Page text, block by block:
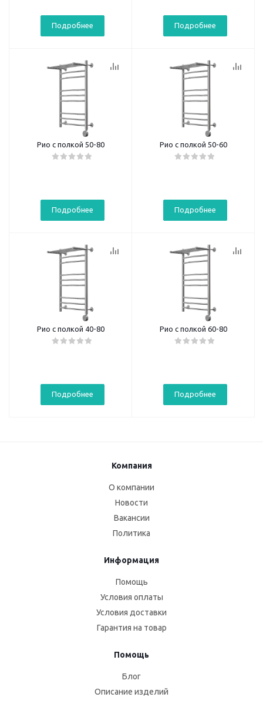
Подробнее Подробнее
Рио с полкой 50-80
Подробнее
Рио с полкой 50-60
Подробнее
Рио с полкой 40-80
Подробнее
Рио с полкой 60-80
Подробнее
Компания
О компании
Новости
Вакансии
Политика
Информация
Помощь
Условия оплаты
Условия доставки
Гарантия на товар
Помощь
Блог
Описание изделий